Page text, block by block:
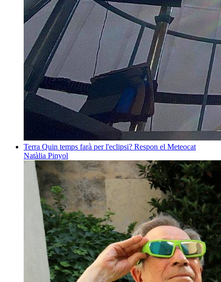
Terra Quin temps farà per l'eclipsi? Respon el Meteocat
Natàlia Pinyol